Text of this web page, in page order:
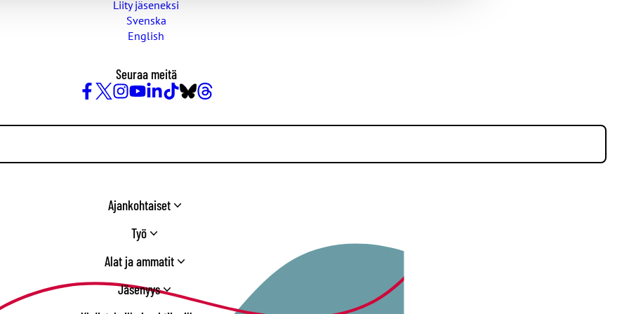
Liity jäseneksi
Svenska
English
Seuraa meitä
/
Ajankohtaiset
Työ
Alat ja ammatit
Jäsenyys